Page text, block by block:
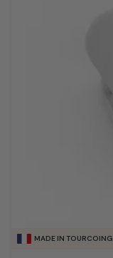
MADE IN TOURCOING